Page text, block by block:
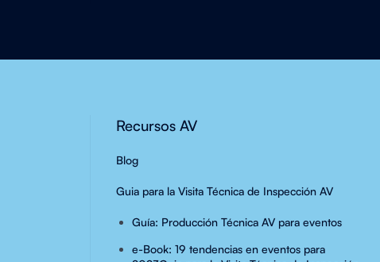
Recursos AV
Blog
Guia para la Visita Técnica de Inspección AV
Guía: Producción Técnica AV para eventos
e-Book: 19 tendencias en eventos para